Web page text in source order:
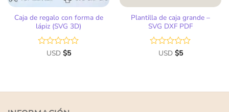
Caja de regalo con forma de
lápiz (SVG 3D)
Valorado
USD $5
Plantilla de caja grande –
SVG DXF PDF
Valorado
USD $5